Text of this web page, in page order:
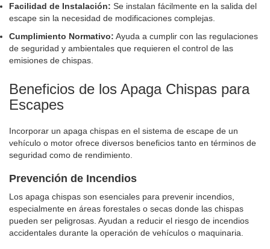
Facilidad de Instalación: Se instalan fácilmente en la salida del
escape sin la necesidad de modificaciones complejas.
Cumplimiento Normativo: Ayuda a cumplir con las regulaciones
de seguridad y ambientales que requieren el control de las
emisiones de chispas.
Beneficios de los Apaga Chispas para
Escapes
Incorporar un apaga chispas en el sistema de escape de un
vehículo o motor ofrece diversos beneficios tanto en términos de
seguridad como de rendimiento.
Prevención de Incendios
Los apaga chispas son esenciales para prevenir incendios,
especialmente en áreas forestales o secas donde las chispas
pueden ser peligrosas. Ayudan a reducir el riesgo de incendios
accidentales durante la operación de vehículos o maquinaria.